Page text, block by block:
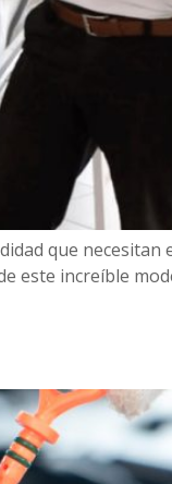
que necesitan
este increíble